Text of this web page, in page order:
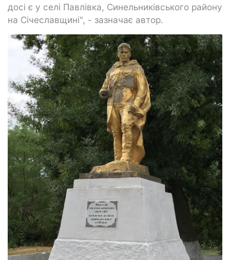
досі є у селі Павлівка, Синельниківського району
на Січеславщині", - зазначає автор.